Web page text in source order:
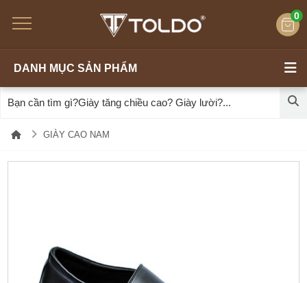
0
DANH MỤC SẢN PHẨM
GIÀY CAO NAM